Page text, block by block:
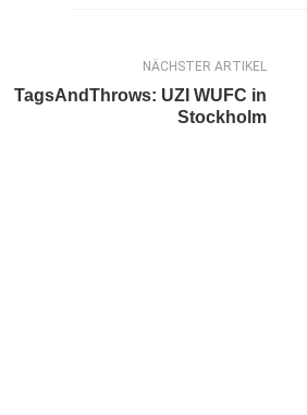
NÄCHSTER ARTIKEL
TagsAndThrows: UZI WUFC in
Stockholm